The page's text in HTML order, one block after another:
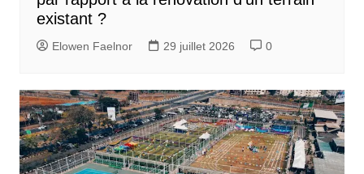
existant ?
Elowen Faelnor 29 juillet 2026 0